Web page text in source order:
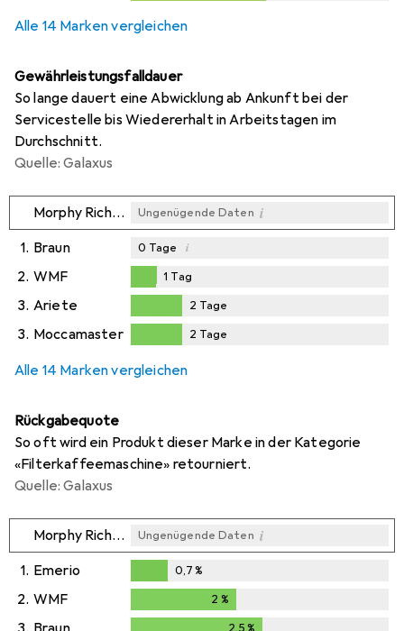
Alle 14 Marken vergleichen
Gewährleistungsfalldauer
So lange dauert eine Abwicklung ab Ankunft bei der
Servicestelle bis Wiedererhalt in Arbeitstagen im
Durchschnitt.
Quelle: Galaxus
Morphy Richards Ungenügende Daten i
1. Braun 0 Tage i
2. WMF
Tag
1 Tag
3. Ariete
2Tage
2 Tage
3. Moccamaster 2 Tage
Alle 14 Marken vergleichen
Rückgabequote
So oft wird ein Produkt dieser Marke in der Kategorie
«Filterkaffeemaschine» retourniert.
Quelle: Galaxus
Morphy Richards Ungenügende Daten i
1. Emerio
0,7%
0,7%
2. WMF 2 %